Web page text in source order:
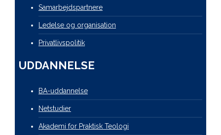
Samarbejdspartnere
Ledelse og organisation
Privatlivspolitik
UDDANNELSE
BA-uddannelse
Netstudier
Akademi for Praktisk Teologi